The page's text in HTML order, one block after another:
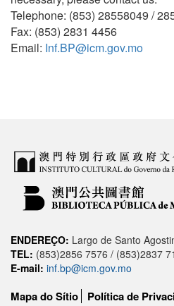
Telephone: (853) 28558049 /
Fax: (853) 2831 4456
Email: Inf.BP@icm.gov.mo
ENDEREÇO: Largo de Santo
TEL: (853)2856 7576 / (853)2837
E-mail: inf.bp@icm.gov.mo
Mapa do Sítio
Política de